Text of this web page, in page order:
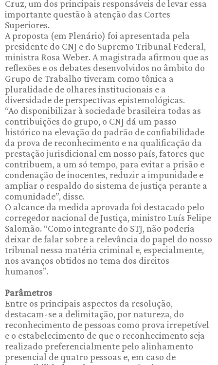
Cruz, um dos principais responsáveis de levar essa
importante questão à atenção das Cortes
Superiores.
A proposta (em Plenário) foi apresentada pela
presidente do CNJ e do Supremo Tribunal Federal,
ministra Rosa Weber. A magistrada afirmou que as
reflexões e os debates desenvolvidos no âmbito do
Grupo de Trabalho tiveram como tônica a
pluralidade de olhares institucionais e a
diversidade de perspectivas epistemológicas.
“Ao disponibilizar à sociedade brasileira todas as
contribuições do grupo, o CNJ dá um passo
histórico na elevação do padrão de confiabilidade
da prova de reconhecimento e na qualificação da
prestação jurisdicional em nosso país, fatores que
contribuem, a um só tempo, para evitar a prisão e
condenação de inocentes, reduzir a impunidade e
ampliar o respaldo do sistema de justiça perante a
comunidade”, disse.
O alcance da medida aprovada foi destacado pelo
corregedor nacional de Justiça, ministro Luís Felipe
Salomão. “Como integrante do STJ, não poderia
deixar de falar sobre a relevância do papel do nosso
tribunal nessa matéria criminal e, especialmente,
nos avanços obtidos no tema dos direitos
humanos”.
Parâmetros
Entre os principais aspectos da resolução,
destacam-se a delimitação, por natureza, do
reconhecimento de pessoas como prova irrepetível
e o estabelecimento de que o reconhecimento seja
realizado preferencialmente pelo alinhamento
presencial de quatro pessoas e, em caso de